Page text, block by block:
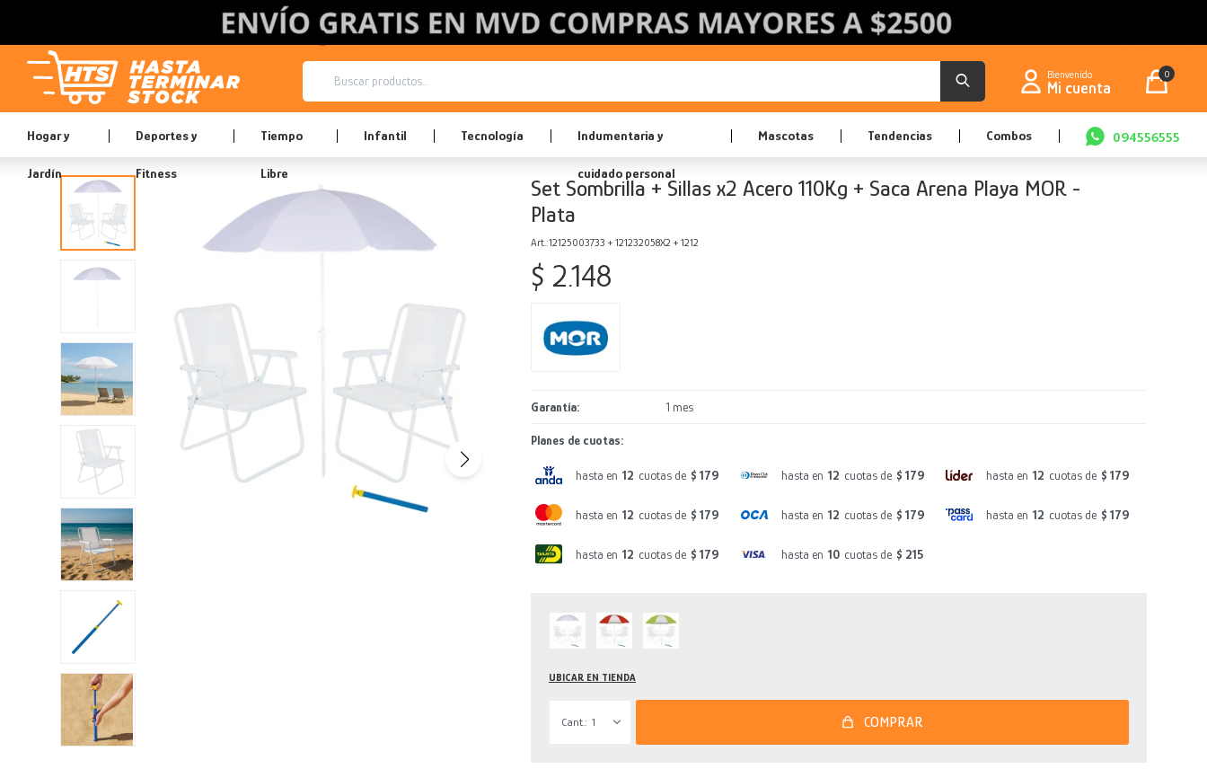
Hogar y
Jardín
Deportes y
Fitness
Tiempo
Libre
Infantil Tecnología Indumentaria y
cuidado personal
Mascotas Tendencias Combos 094556555
0
Set Sombrilla + Sillas x2 Acero 110Kg + Saca Arena Playa MOR -
Plata
12125003733 + 121232058X2 + 1212
$ 2.148
Garantía 1 mes
Planes de cuotas:
hasta en 12 cuotas de $ 179 hasta en 12 cuotas de $ 179 hasta en 12 cuotas de $ 179
hasta en 12 cuotas de $ 179 hasta en 12 cuotas de $ 179 hasta en 12 cuotas de $ 179
hasta en 12 cuotas de $ 179 hasta en 10 cuotas de $ 215
UBICAR EN TIENDA
1 COMPRAR